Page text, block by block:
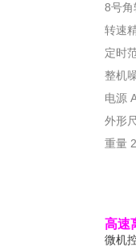
8号
转速
定时
整机
电源
外形
重量
高速
微机